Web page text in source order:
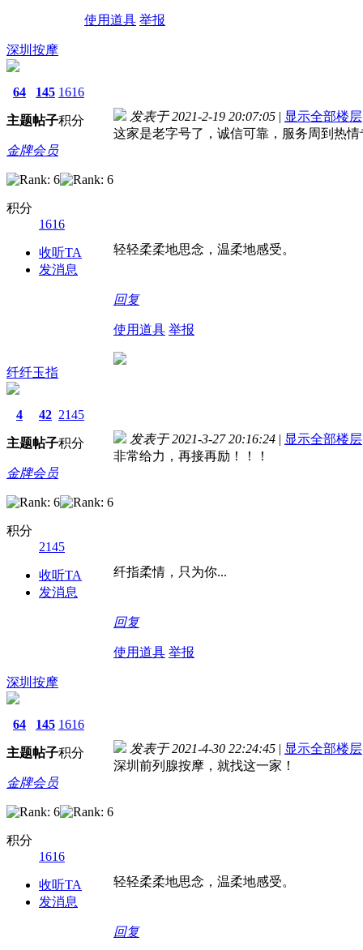
使用道具 举报
深圳按摩
64
主题
145
帖子
1616
积分
金牌会员
积分
1616
收听TA
发消息
发表于 2021-2-19 20:07:05 | 显示全部楼层
这家是老字号了，诚信可靠，服务周到热
轻轻柔柔地思念，温柔地感受。
回复
使用道具 举报
纤纤玉指
4
主题
42
帖子
2145
积分
金牌会员
积分
2145
收听TA
发消息
发表于 2021-3-27 20:16:24 | 显示全部楼层
非常给力，再接再励！！！
纤指柔情，只为你...
回复
使用道具 举报
深圳按摩
64
主题
145
帖子
1616
积分
金牌会员
积分
1616
收听TA
发消息
发表于 2021-4-30 22:24:45 | 显示全部楼层
深圳前列腺按摩，就找这一家！
轻轻柔柔地思念，温柔地感受。
回复